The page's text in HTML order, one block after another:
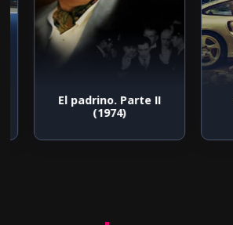
El padrino. Parte II
(1974)